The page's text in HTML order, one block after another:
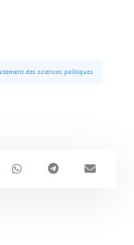
des sciences politiques